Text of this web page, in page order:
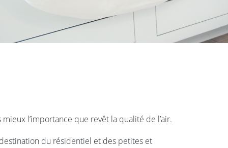
l’importance que revêt la qualité de l’air.
du résidentiel et des petites et